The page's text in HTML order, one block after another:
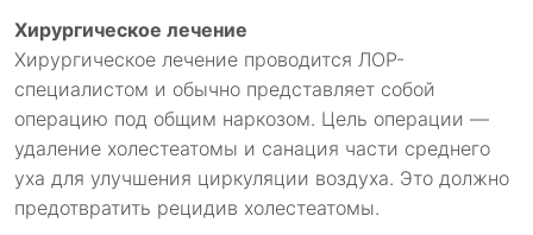
Хирургическое лечение
Хирургическое лечение проводится ЛОР-
специалистом и обычно представляет собой
операцию под общим наркозом. Цель операции —
удаление холестеатомы и санация части среднего
уха для улучшения циркуляции воздуха. Это должно
предотвратить рецидив холестеатомы.